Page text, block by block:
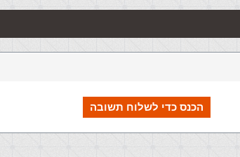
הכנס כדי לשלוח תשובה